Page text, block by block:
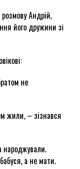
Андрій,
його дружини зі
не
жили, – зізнався
народжували.
а не мати.